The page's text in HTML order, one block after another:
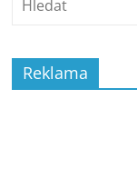
Reklama